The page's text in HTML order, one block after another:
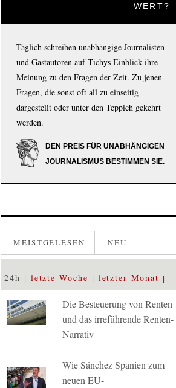
WERT?
Täglich schreiben unabhängige Journalisten
und Gastautoren auf Tichys Einblick ihre
Meinung zu den Fragen der Zeit. Zu jenen
Fragen, die sonst oft all zu einseitig
dargestellt oder unter den Teppich gekehrt
werden.
DEN PREIS FÜR UNABHÄNGIGEN
JOURNALISMUS BESTIMMEN SIE.
MEISTGELESEN NEU
24h letzte Woche letzter Monat
Die Besteuerung von Renten
und das irreführende Renten-
Narrativ
Wie Sánchez Spanien zum
neuen EU-